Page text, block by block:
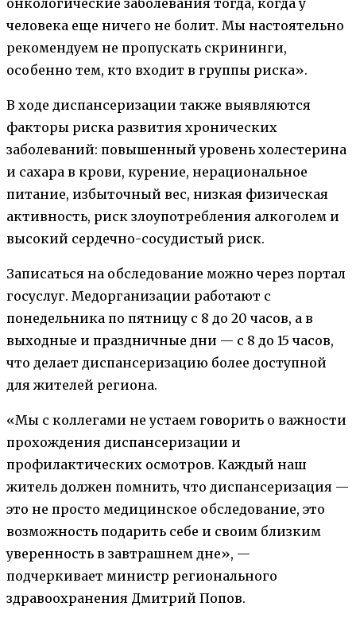
человека еще ничего не болит. Мы настоятельно
рекомендуем не пропускать скрининги,
особенно тем, кто входит в группы риска».
В ходе диспансеризации также выявляются
факторы риска развития хронических
заболеваний: повышенный уровень холестерина
и сахара в крови, курение, нерациональное
питание, избыточный вес, низкая физическая
активность, риск злоупотребления алкоголем и
высокий сердечно-сосудистый риск.
Записаться на обследование можно через портал
госуслуг. Медорганизации работают с
понедельника по пятницу с 8 до 20 часов, а в
выходные и праздничные дни — с 8 до 15 часов,
что делает диспансеризацию более доступной
для жителей региона.
«Мы с коллегами не устаем говорить о важности
прохождения диспансеризации и
профилактических осмотров. Каждый наш
житель должен помнить, что диспансеризация —
это не просто медицинское обследование, это
возможность подарить себе и своим близким
уверенность в завтрашнем дне», —
подчеркивает министр регионального
здравоохранения Дмитрий Попов.